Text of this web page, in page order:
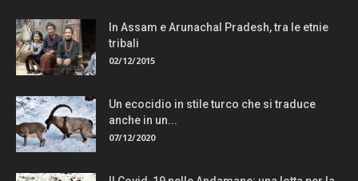
In Assam e Arunachal Pradesh, tra le etnie
tribali
02/12/2015
Un ecocidio in stile turco che si traduce
anche in un...
07/12/2020